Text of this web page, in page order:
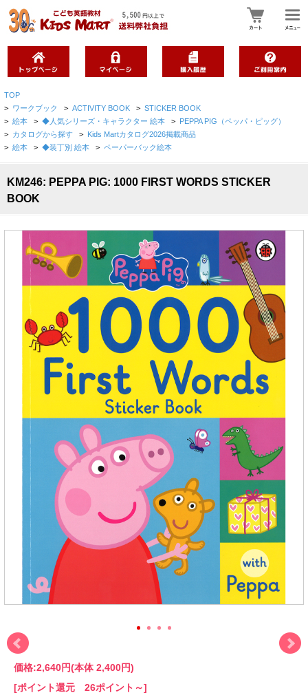
TOP
> ワークブック > ACTIVITY BOOK > STICKER BOOK
> 絵本 > ◆人気シリーズ・キャラクター 絵本 > PEPPA PIG（ペッパ・ピッグ）
> カタログから探す > Kids Martカタログ2026掲載商品
> 絵本 > ◆装丁別 絵本 > ペーパーバック絵本
KM246: PEPPA PIG: 1000 FIRST WORDS STICKER
BOOK
価格:2,640円(本体 2,400円)
[ポイント還元 26ポイント～]